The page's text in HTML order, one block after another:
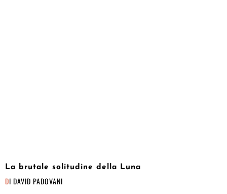
La brutale solitudine della Luna
DI DAVID PADOVANI